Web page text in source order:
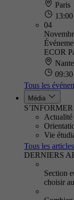
Paris
04
ECOR
Tous les
Média
S’INFORMER
Actualité
Vie
Tous les articles
DERNIERS
Section
choisir